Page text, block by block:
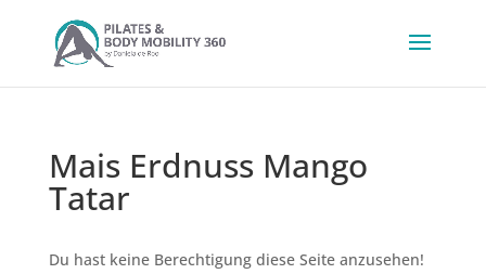
Mais Erdnuss Mango
Tatar
Du hast keine Berechtigung diese Seite anzusehen!